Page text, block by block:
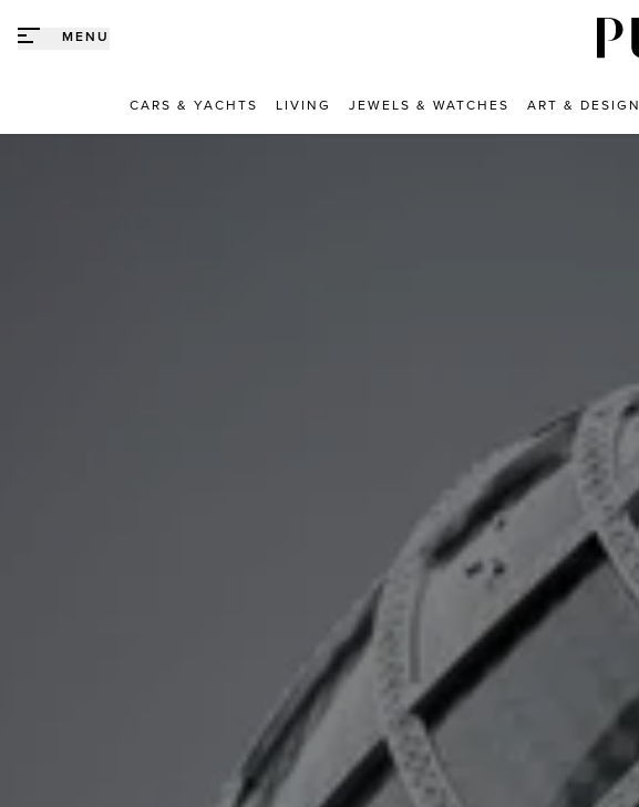
MENU
CARS & YACHTS LIVING JEWELS & WATCHES ART & DESIGN